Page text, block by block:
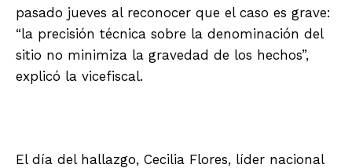
pasado jueves al reconocer que el caso es grave:
“la precisión técnica sobre la denominación del
sitio no minimiza la gravedad de los hechos”,
explicó la vicefiscal.
El día del hallazgo, Cecilia Flores, líder nacional